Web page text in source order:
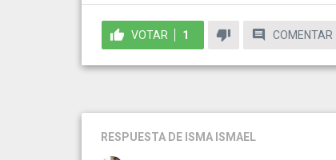
VOTAR 1 COMENTAR
RESPUESTA DE ISMA ISMAEL